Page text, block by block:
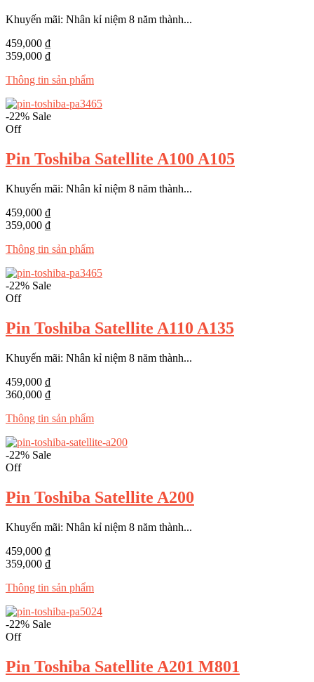
Khuyến mãi: Nhân kỉ niệm 8 năm thành...
459,000 ₫
359,000 ₫
Thông tin sản phẩm
-22% Sale
Off
Pin Toshiba Satellite A100 A105
Khuyến mãi: Nhân kỉ niệm 8 năm thành...
459,000 ₫
359,000 ₫
Thông tin sản phẩm
-22% Sale
Off
Pin Toshiba Satellite A110 A135
Khuyến mãi: Nhân kỉ niệm 8 năm thành...
459,000 ₫
360,000 ₫
Thông tin sản phẩm
-22% Sale
Off
Pin Toshiba Satellite A200
Khuyến mãi: Nhân kỉ niệm 8 năm thành...
459,000 ₫
359,000 ₫
Thông tin sản phẩm
-22% Sale
Off
Pin Toshiba Satellite A201 M801